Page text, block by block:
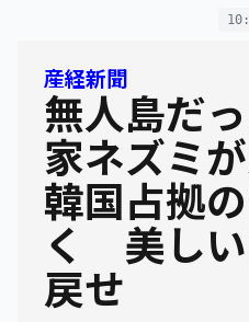
産経新聞
無人島だ
家ネズミが
韓国占拠
く 美しい
戻せ